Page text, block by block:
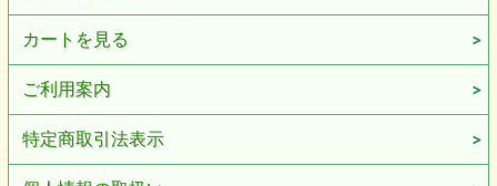
カートを見る
ご利用案内
特定商取引法表示